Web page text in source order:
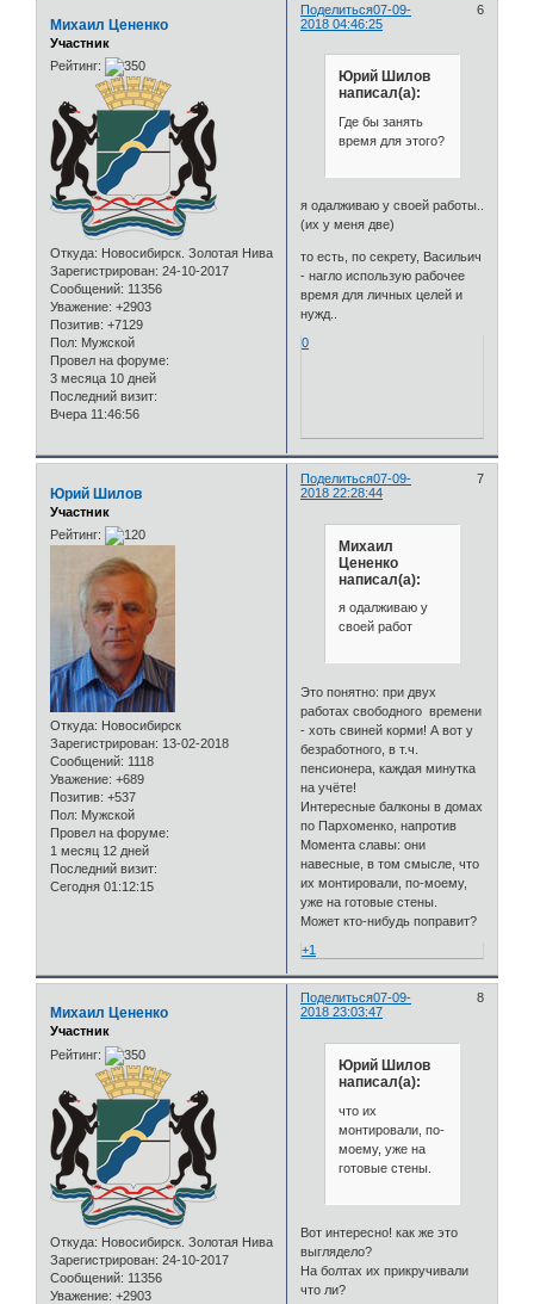
Поделиться 6
07-09-
2018 04:46:25
Михаил Цененко
Участник
Рейтинг:
Откуда: Новосибирск. Золотая Нива
Зарегистрирован: 24-10-2017
Сообщений: 11356
Уважение: +2903
Позитив: +7129
Пол: Мужской
Провел на форуме:
3 месяца 10 дней
Последний визит:
Вчера 11:46:56
Юрий Шилов
написал(а):
Где бы занять
время для этого?
я одалживаю у своей работы..
(их у меня две)
то есть, по секрету, Васильич
- нагло использую рабочее
время для личных целей и
нужд..
0
Поделиться 7
07-09-
2018 22:28:44
Юрий Шилов
Участник
Рейтинг:
Откуда: Новосибирск
Зарегистрирован: 13-02-2018
Сообщений: 1118
Уважение: +689
Позитив: +537
Пол: Мужской
Провел на форуме:
1 месяц 12 дней
Последний визит:
Сегодня 01:12:15
Михаил
Цененко
написал(а):
я одалживаю у
своей работ
Это понятно: при двух
работах свободного времени
- хоть свиней корми! А вот у
безработного, в т.ч.
пенсионера, каждая минутка
на учёте!
Интересные балконы в домах
по Пархоменко, напротив
Момента славы: они
навесные, в том смысле, что
их монтировали, по-моему,
уже на готовые стены.
Может кто-нибудь поправит?
+1
Поделиться 8
07-09-
2018 23:03:47
Михаил Цененко
Участник
Рейтинг:
Откуда: Новосибирск. Золотая Нива
Зарегистрирован: 24-10-2017
Сообщений: 11356
Уважение: +2903
Юрий Шилов
написал(а):
что их
монтировали, по-
моему, уже на
готовые стены.
Вот интересно! как же это
выглядело?
На болтах их прикручивали
что ли?